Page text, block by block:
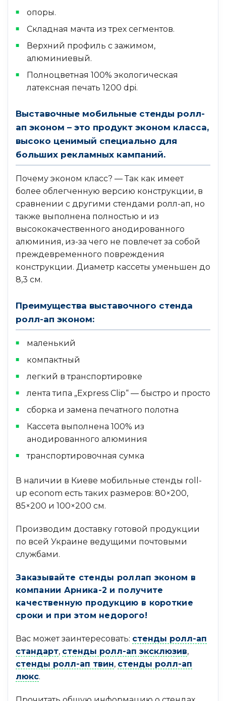
опоры.
Складная мачта из трех сегментов.
Верхний профиль с зажимом,
алюминиевый.
Полноцветная 100% экологическая
латексная печать 1200 dpi.
Выставочные мобильные стенды ролл-
ап эконом – это продукт эконом класса,
высоко ценимый специально для
больших рекламных кампаний.
Почему эконом класс? — Так как имеет
более облегченную версию конструкции, в
сравнении с другими стендами ролл-ап, но
также выполнена полностью и из
высококачественного анодированного
алюминия, из-за чего не повлечет за собой
преждевременного повреждения
конструкции. Диаметр кассеты уменьшен до
8,3 см.
Преимущества выставочного стенда
ролл-ап эконом:
маленький
компактный
легкий в транспортировке
лента типа „Express Clip“ — быстро и просто
сборка и замена печатного полотна
Кассета выполнена 100% из
анодированного алюминия
транспортировочная сумка
В наличии в Киеве мобильные стенды roll-
up econom есть таких размеров: 80×200,
85×200 и 100×200 см.
Производим доставку готовой продукции
по всей Украине ведущими почтовыми
службами.
Заказывайте стенды роллап эконом в
компании Арника-2 и получите
качественную продукцию в короткие
сроки и при этом недорого!
Вас может заинтересовать: стенды ролл-ап
стандарт, стенды ролл-ап эксклюзив,
стенды ролл-ап твин, стенды ролл-ап
люкс.